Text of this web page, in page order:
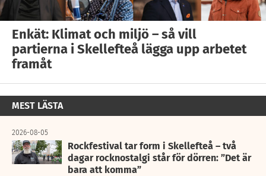
Enkät: Klimat och miljö – så vill
partierna i Skellefteå lägga upp arbetet
framåt
MEST LÄSTA
2026-08-05
Rockfestival tar form i Skellefteå – två
dagar rocknostalgi står för dörren: ”Det är
bara att komma”